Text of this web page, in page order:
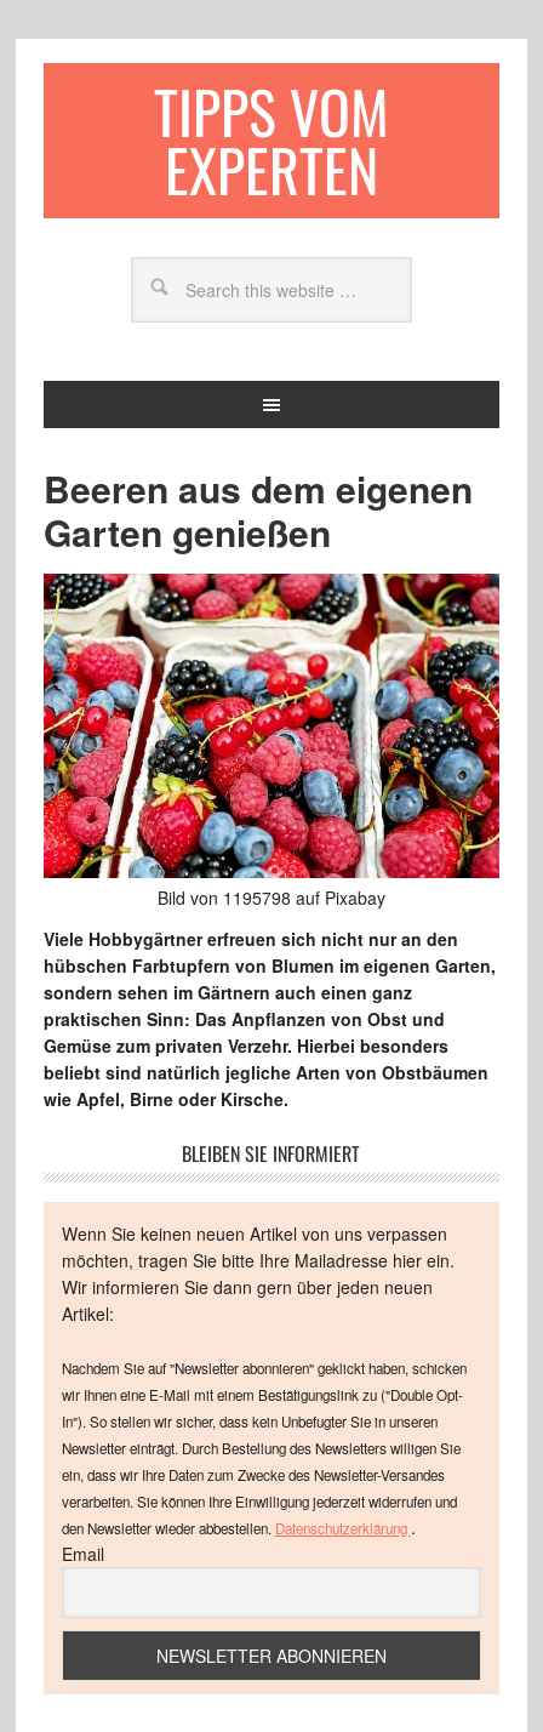
TIPPS VOM
EXPERTEN
Beeren aus dem eigenen
Garten genießen
Bild von 1195798 auf Pixabay
Viele Hobbygärtner erfreuen sich nicht nur an den
hübschen Farbtupfern von Blumen im eigenen Garten,
sondern sehen im Gärtnern auch einen ganz
praktischen Sinn: Das Anpflanzen von Obst und
Gemüse zum privaten Verzehr. Hierbei besonders
beliebt sind natürlich jegliche Arten von Obstbäumen
wie Apfel, Birne oder Kirsche.
BLEIBEN SIE INFORMIERT
Wenn Sie keinen neuen Artikel von uns verpassen
möchten, tragen Sie bitte Ihre Mailadresse hier ein.
Wir informieren Sie dann gern über jeden neuen
Artikel:
Nachdem Sie auf "Newsletter abonnieren" geklickt haben, schicken
wir Ihnen eine E-Mail mit einem Bestätigungslink zu ("Double Opt-
In"). So stellen wir sicher, dass kein Unbefugter Sie in unseren
Newsletter einträgt. Durch Bestellung des Newsletters willigen Sie
ein, dass wir Ihre Daten zum Zwecke des Newsletter-Versandes
verarbeiten. Sie können Ihre Einwilligung jederzeit widerrufen und
den Newsletter wieder abbestellen. Datenschutzerklärung .
Email